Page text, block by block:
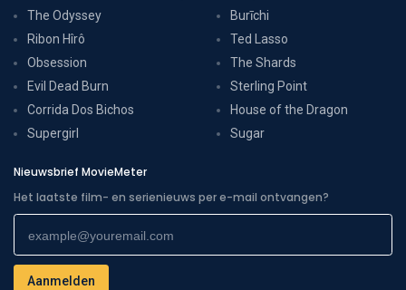
The Odyssey
Ribon Hîrô
Obsession
Evil Dead Burn
Corrida Dos Bichos
Supergirl
Burīchi
Ted Lasso
The Shards
Sterling Point
House of the Dragon
Sugar
Nieuwsbrief MovieMeter
Het laatste film- en serienieuws per e-mail ontvangen?